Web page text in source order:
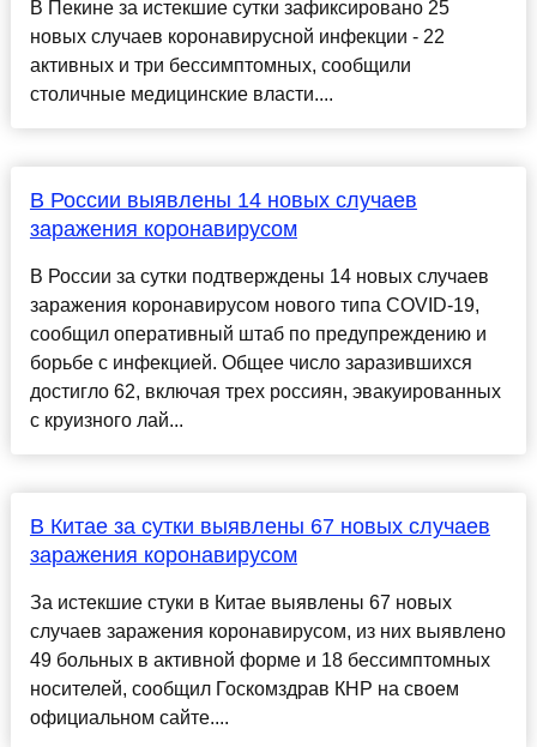
В Пекине за истекшие сутки зафиксировано 25
новых случаев коронавирусной инфекции - 22
активных и три бессимптомных, сообщили
столичные медицинские власти....
В России выявлены 14 новых случаев
заражения коронавирусом
В России за сутки подтверждены 14 новых случаев
заражения коронавирусом нового типа COVID-19,
сообщил оперативный штаб по предупреждению и
борьбе с инфекцией. Общее число заразившихся
достигло 62, включая трех россиян, эвакуированных
с круизного лай...
В Китае за сутки выявлены 67 новых случаев
заражения коронавирусом
За истекшие стуки в Китае выявлены 67 новых
случаев заражения коронавирусом, из них выявлено
49 больных в активной форме и 18 бессимптомных
носителей, сообщил Госкомздрав КНР на своем
официальном сайте....